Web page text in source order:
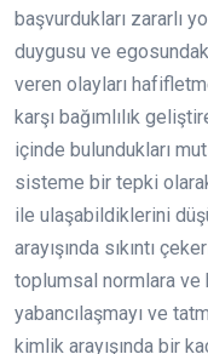
başvurdukları zararlı
duygusu ve
veren olayları
karşı bağımlılık
içinde bulundukları
sisteme bir tepki
ile ulaşabildiklerini
arayışında sıkıntı
toplumsal normlara ve
yabancılaşmayı ve
kimlik arayışında bir